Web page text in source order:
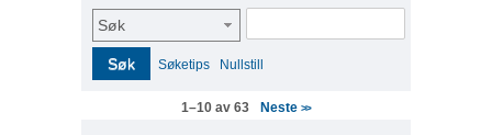
Søk
Søk Søketips Nullstill
1–10 av 63 Neste>>